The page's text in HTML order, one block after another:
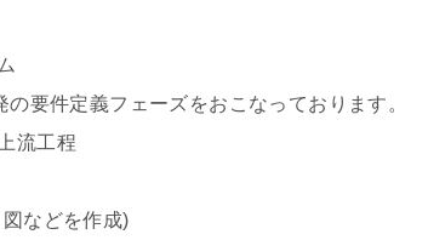
要件定義フェーズをおこなっております。
流工程
などを作成)